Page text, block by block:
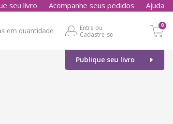
seu livro Acompanhe seus pedidos Ajuda
em quantidade
Entre ou
Cadastre-se
0
Publique seu livro